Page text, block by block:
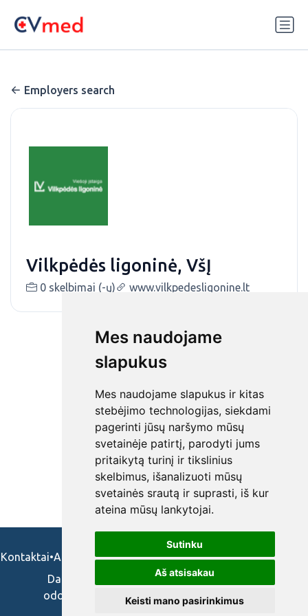
Mes naudojame
slapukus
Mes naudojame slapukus ir kitas
stebėjimo technologijas, siekdami
pagerinti jūsų naršymo mūsų
svetainėje patirtį, parodyti jums
pritaikytą turinį ir tikslinius
skelbimus, išanalizuoti mūsų
svetainės srautą ir suprasti, iš kur
ateina mūsų lankytojai.
Sutinku
Aš atsisakau
Keisti mano pasirinkimus
Employers search
Vilkpėdės ligoninė, VšĮ
0 skelbimai (-ų) www.vilkpedesligonine.lt
Kontaktai•Apie mus•Naudojimosi taisykės•Privatumo politika
Darbo skelbimai ir pasiūlymai: gydytojams,
odontologams, slaugytojams, veterinarams,